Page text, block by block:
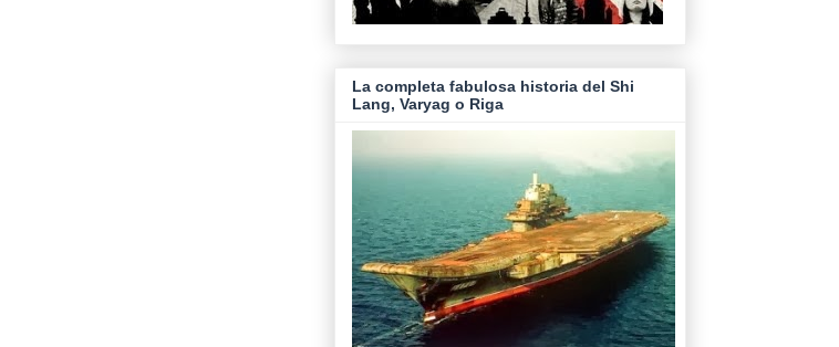
La completa fabulosa historia del Shi
Lang, Varyag o Riga